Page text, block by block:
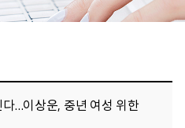
…이상운, 중년 여성 위한